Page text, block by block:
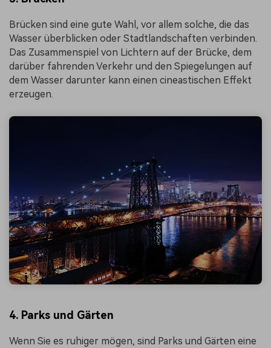
Brücken sind eine gute Wahl, vor allem solche, die das
Wasser überblicken oder Stadtlandschaften verbinden.
Das Zusammenspiel von Lichtern auf der Brücke, dem
darüber fahrenden Verkehr und den Spiegelungen auf
dem Wasser darunter kann einen cineastischen Effekt
erzeugen.
4. Parks und Gärten
Wenn Sie es ruhiger mögen, sind Parks und Gärten eine